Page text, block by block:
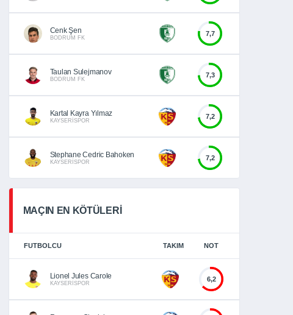
Cenk Şen
BODRUM FK
7,7
Taulan Sulejmanov
BODRUM FK
7,3
Kartal Kayra Yılmaz
KAYSERİSPOR
7,2
Stephane Cedric Bahoken
KAYSERİSPOR
7,2
MAÇIN EN KÖTÜLERİ
FUTBOLCU TAKIM NOT
Lionel Jules Carole
KAYSERİSPOR
6,2